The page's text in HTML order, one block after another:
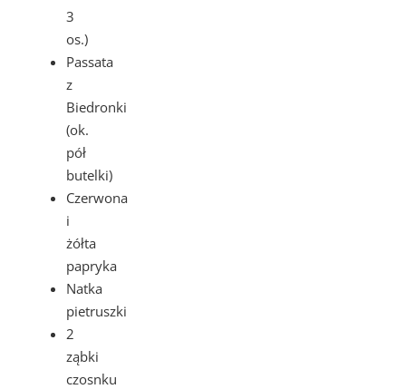
3
os.)
Passata
z
Biedronki
(ok.
pół
butelki)
Czerwona
i
żółta
papryka
Natka
pietruszki
2
ząbki
czosnku